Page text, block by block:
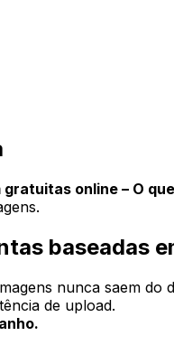
gratuitas online – O
baseadas
nunca saem do
de upload.